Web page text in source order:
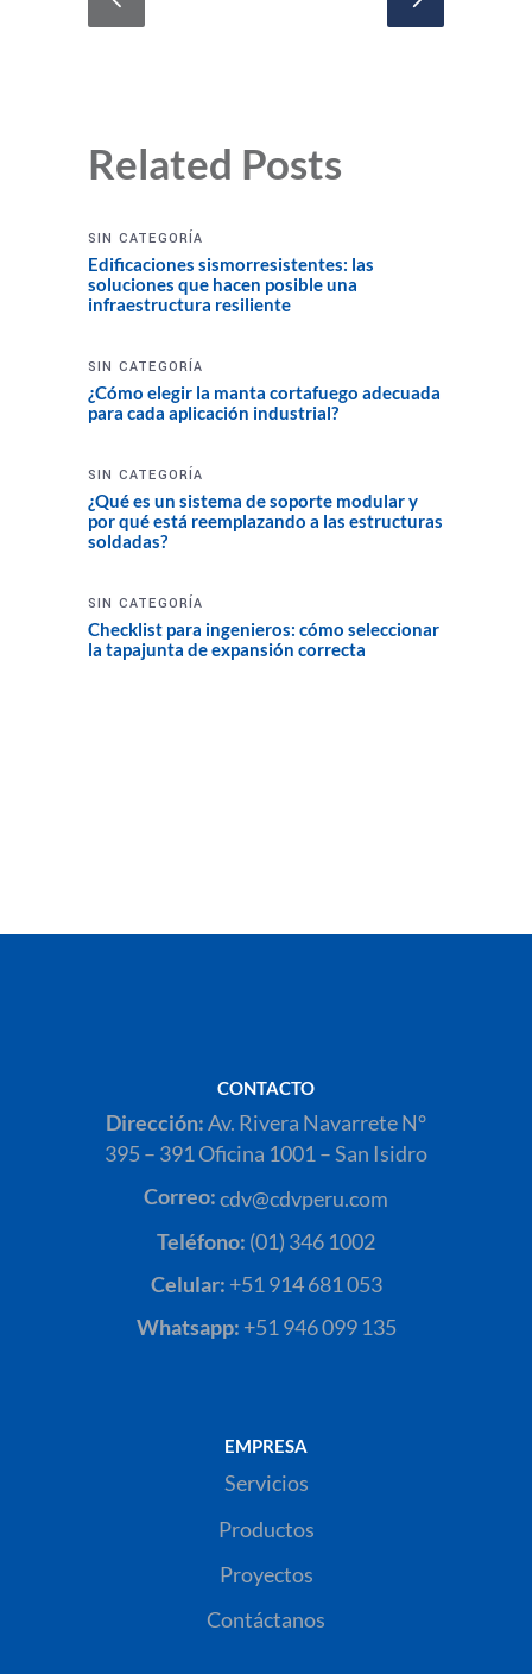
Related Posts
SIN CATEGORÍA
Edificaciones sismorresistentes: las
soluciones que hacen posible una
infraestructura resiliente
SIN CATEGORÍA
¿Cómo elegir la manta cortafuego adecuada
para cada aplicación industrial?
SIN CATEGORÍA
¿Qué es un sistema de soporte modular y
por qué está reemplazando a las estructuras
soldadas?
SIN CATEGORÍA
Checklist para ingenieros: cómo seleccionar
la tapajunta de expansión correcta
CONTACTO
Dirección:Av. Rivera Navarrete N°
395 – 391 Oficina 1001 – San Isidro
Correo:cdv@cdvperu.com
Teléfono: (01) 346 1002
Celular: +51 914 681 053
Whatsapp: +51 946 099 135
EMPRESA
Servicios
Productos
Proyectos
Contáctanos